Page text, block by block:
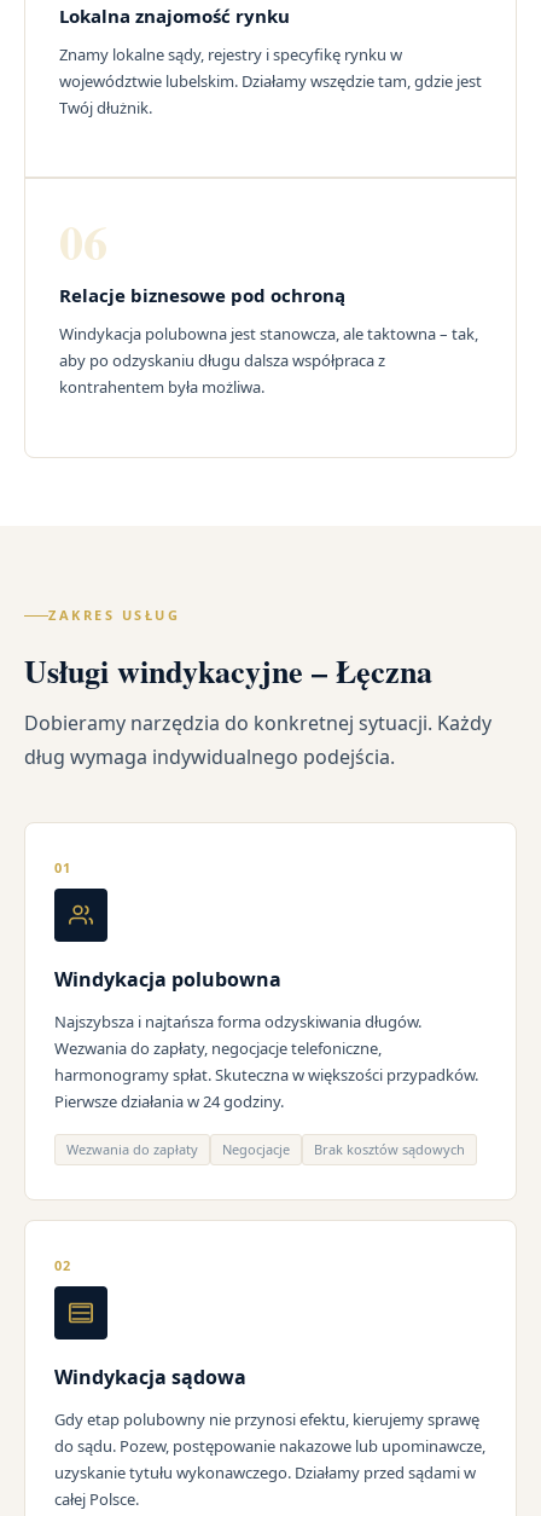
Lokalna znajomość rynku
Znamy lokalne sądy, rejestry i specyfikę rynku w
województwie lubelskim. Działamy wszędzie tam, gdzie jest
Twój dłużnik.
06
Relacje biznesowe pod ochroną
Windykacja polubowna jest stanowcza, ale taktowna – tak,
aby po odzyskaniu długu dalsza współpraca z
kontrahentem była możliwa.
ZAKRES USŁUG
Usługi windykacyjne – Łęczna
Dobieramy narzędzia do konkretnej sytuacji. Każdy
dług wymaga indywidualnego podejścia.
01
Windykacja polubowna
Najszybsza i najtańsza forma odzyskiwania długów.
Wezwania do zapłaty, negocjacje telefoniczne,
harmonogramy spłat. Skuteczna w większości przypadków.
Pierwsze działania w 24 godziny.
Wezwania do zapłaty Negocjacje Brak kosztów sądowych
02
Windykacja sądowa
Gdy etap polubowny nie przynosi efektu, kierujemy sprawę
do sądu. Pozew, postępowanie nakazowe lub upominawcze,
uzyskanie tytułu wykonawczego. Działamy przed sądami w
całej Polsce.